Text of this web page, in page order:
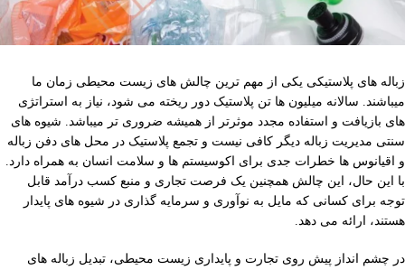
زباله های پلاستیکی یکی از مهم ترین چالش های زیست محیطی زمان ما
میباشند. سالانه میلیون ها تن پلاستیک دور ریخته می شود، نیاز به استراتژی
های بازیافت و استفاده مجدد موثرتر از همیشه ضروری تر میباشد. شیوه های
سنتی مدیریت زباله دیگر کافی نیست و تجمع پلاستیک در محل های دفن زباله
و اقیانوس ها خطرات جدی برای اکوسیستم ها و سلامت انسان به همراه دارد.
با این حال، این چالش همچنین یک فرصت تجاری و منبع کسب درآمد قابل
توجه برای کسانی که مایل به نوآوری و سرمایه گذاری در شیوه های پایدار
هستند، ارائه می دهد.
در چشم انداز پیش روی تجارت و پایداری زیست محیطی، تبدیل زباله های